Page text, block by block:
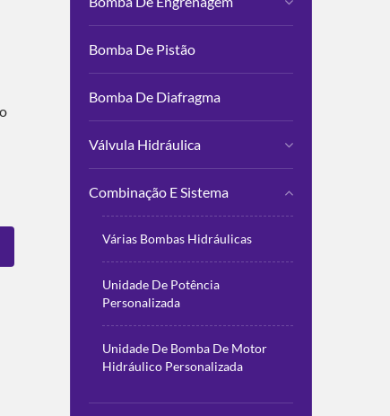
Bomba De Pistão
Bomba De Diafragma
Válvula Hidráulica
Combinação E Sistema
Várias Bombas Hidráulicas
Unidade De Potência
Personalizada
Unidade De Bomba De Motor
Hidráulico Personalizada